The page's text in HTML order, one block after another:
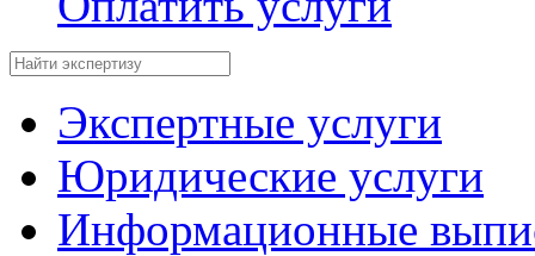
Экспертные услуги
Юридические услуги
Информационные